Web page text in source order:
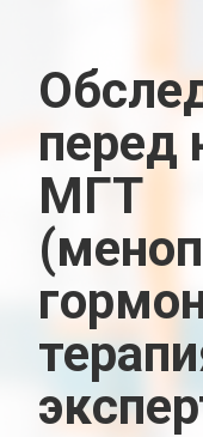
перед
МГТ